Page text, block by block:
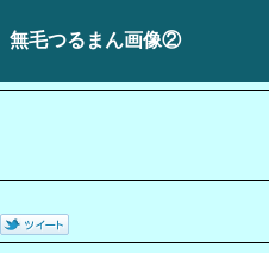
無毛つるまん画像②